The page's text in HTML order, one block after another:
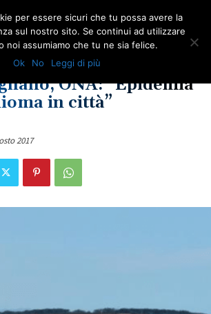
AMIANTO
TOSCANA ULTIME NOTIZIE
ONA: “Epidemia
in città”
2017
per essere sicuri che tu possa avere la
sul nostro sito. Se continui ad utilizzare
noi assumiamo che tu ne sia felice.
Ok
No Leggi di più